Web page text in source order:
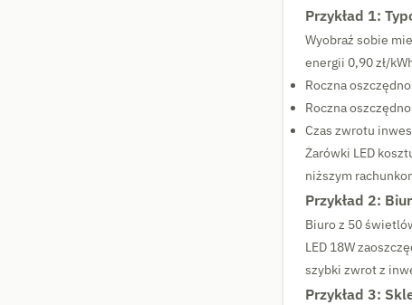
Przykład 1:
Wyobraź sobie
energii 0,90 zł/
Roczna
Roczna
Czas zwrotu
Żarówki LED
niższym
Przykład 2:
Biuro z 50
LED 18W
szybki zwrot z
Przykład 3: